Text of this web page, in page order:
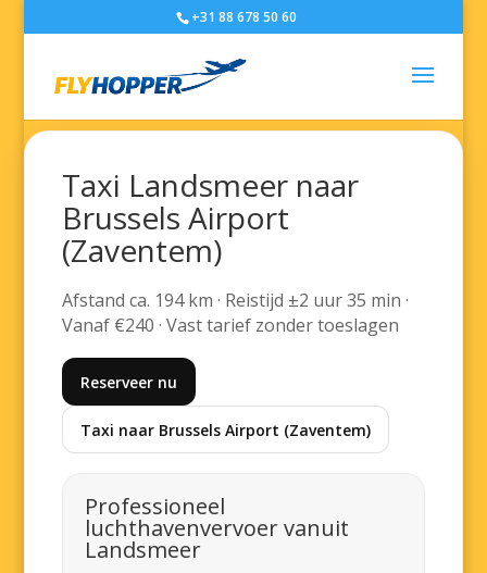
+31 88 678 50 60
Taxi Landsmeer naar
Brussels Airport
(Zaventem)
Afstand ca. 194 km · Reistijd ±2 uur 35 min ·
Vanaf €240 · Vast tarief zonder toeslagen
Reserveer nu
Taxi naar Brussels Airport (Zaventem)
Professioneel
luchthavenvervoer vanuit
Landsmeer